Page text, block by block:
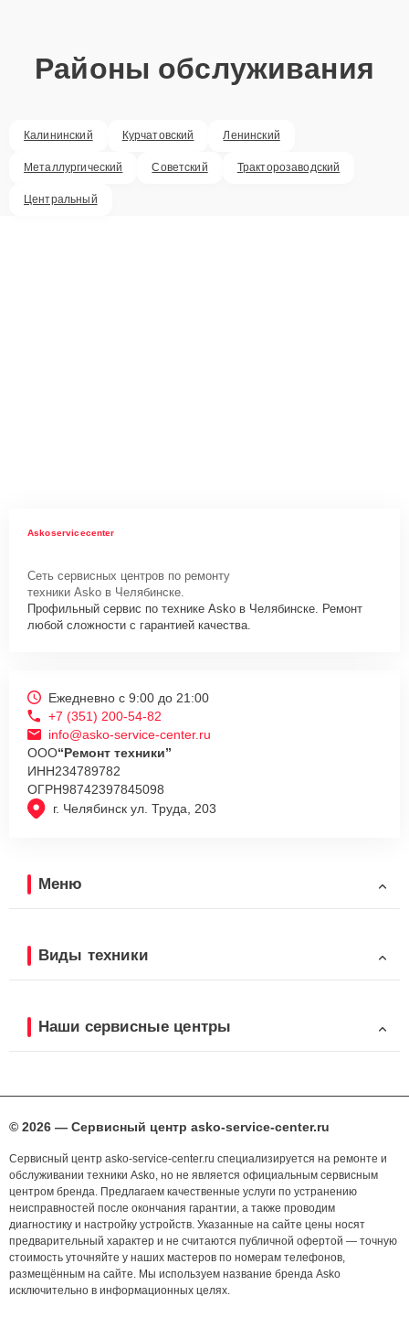
Районы обслуживания
Калининский Курчатовский Ленинский
Металлургический Советский Тракторозаводский
Центральный
Askoservicecenter
Сеть сервисных центров по ремонту
техники Asko в Челябинске.
Профильный сервис по технике Asko в Челябинске. Ремонт
любой сложности с гарантией качества.
г. Челябинск ул. Труда, 203
Ежедневно с 9:00 до 21:00
+7 (351) 200-54-82
info@asko-service-center.ru
ООО“Ремонт техники”
ИНН234789782
ОГРН98742397845098
Меню
Виды техники
Наши сервисные центры
© 2026 — Сервисный центр asko-service-center.ru
Сервисный центр asko-service-center.ru специализируется на ремонте и
обслуживании техники Asko, но не является официальным сервисным
центром бренда. Предлагаем качественные услуги по устранению
неисправностей после окончания гарантии, а также проводим
диагностику и настройку устройств. Указанные на сайте цены носят
предварительный характер и не считаются публичной офертой — точную
стоимость уточняйте у наших мастеров по номерам телефонов,
размещённым на сайте. Мы используем название бренда Asko
исключительно в информационных целях.